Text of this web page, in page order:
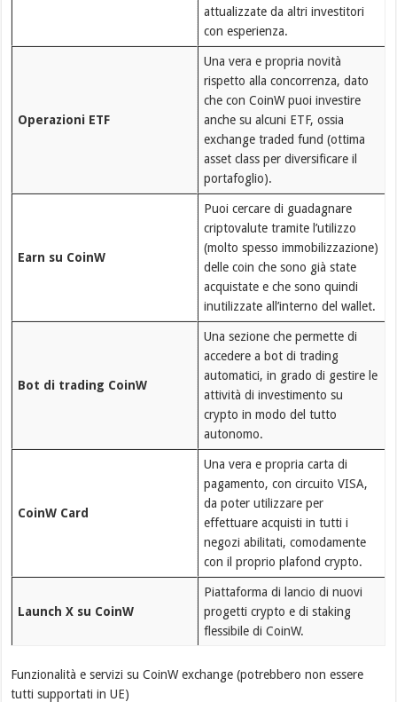
attualizzate da altri investitori
con esperienza.
Operazioni ETF
Una vera e propria novità
rispetto alla concorrenza, dato
che con CoinW puoi investire
anche su alcuni ETF, ossia
exchange traded fund (ottima
asset class per diversificare il
portafoglio).
Earn su CoinW
Puoi cercare di guadagnare
criptovalute tramite l’utilizzo
(molto spesso immobilizzazione)
delle coin che sono già state
acquistate e che sono quindi
inutilizzate all’interno del wallet.
Bot di trading CoinW
Una sezione che permette di
accedere a bot di trading
automatici, in grado di gestire le
attività di investimento su
crypto in modo del tutto
autonomo.
CoinW Card
Una vera e propria carta di
pagamento, con circuito VISA,
da poter utilizzare per
effettuare acquisti in tutti i
negozi abilitati, comodamente
con il proprio plafond crypto.
Launch X su CoinW
Piattaforma di lancio di nuovi
progetti crypto e di staking
flessibile di CoinW.
Funzionalità e servizi su CoinW exchange (potrebbero non essere
tutti supportati in UE)